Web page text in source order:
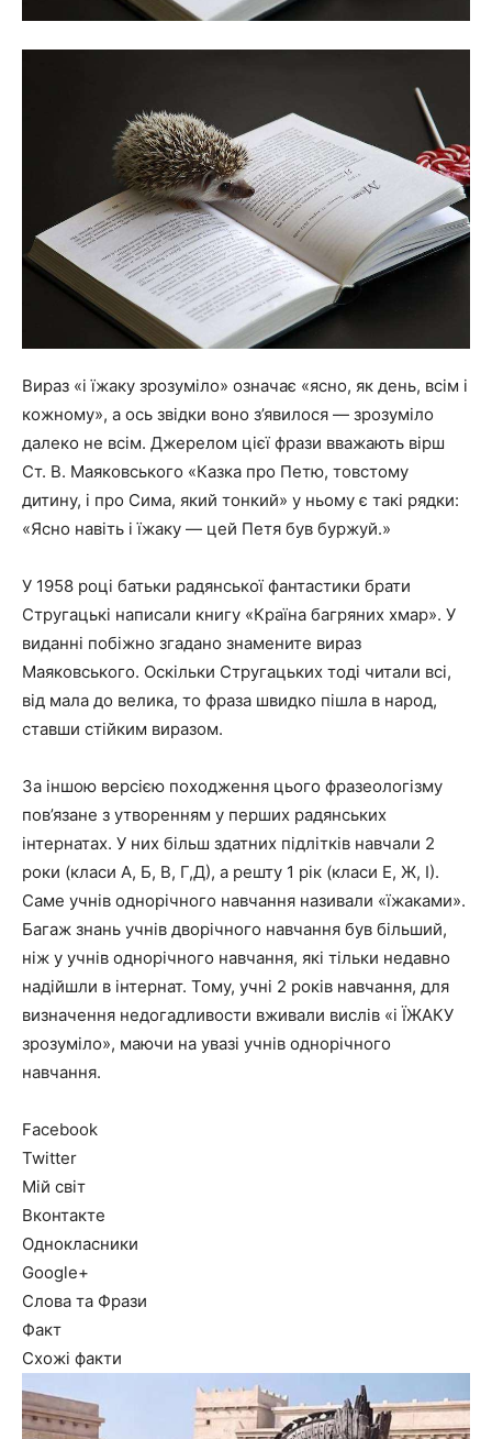
Вираз «і їжаку зрозуміло» означає «ясно, як день, всім і
кожному», а ось звідки воно з’явилося — зрозуміло
далеко не всім. Джерелом цієї фрази вважають вірш
Ст. В. Маяковського «Казка про Петю, товстому
дитину, і про Сима, який тонкий» у ньому є такі рядки:
«Ясно навіть і їжаку — цей Петя був буржуй.»
У 1958 році батьки радянської фантастики брати
Стругацькі написали книгу «Країна багряних хмар». У
виданні побіжно згадано знамените вираз
Маяковського. Оскільки Стругацьких тоді читали всі,
від мала до велика, то фраза швидко пішла в народ,
ставши стійким виразом.
За іншою версією походження цього фразеологізму
пов’язане з утворенням у перших радянських
інтернатах. У них більш здатних підлітків навчали 2
роки (класи А, Б, В, Г,Д), а решту 1 рік (класи Е, Ж, І).
Саме учнів однорічного навчання називали «їжаками».
Багаж знань учнів дворічного навчання був більший,
ніж у учнів однорічного навчання, які тільки недавно
надійшли в інтернат. Тому, учні 2 років навчання, для
визначення недогадливости вживали вислів «і ЇЖАКУ
зрозуміло», маючи на увазі учнів однорічного
навчання.
Facebook
Twitter
Мій світ
Вконтакте
Однокласники
Google+
Слова та Фрази
Факт
Схожі факти